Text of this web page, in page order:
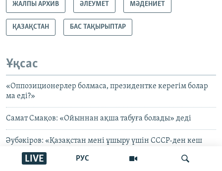
РУС
LIVE
ЖАЛПЫ АРХИВ ӘЛЕУМЕТ МӘДЕНИЕТ
ҚАЗАҚСТАН БАС ТАҚЫРЫПТАР
Ұқсас
«Оппозиционерлер болмаса, президентке керегім болар
ма еді?»
Самат Смақов: «Ойыннан ақша табуға болады» деді
Әубәкіров: «Қазақстан мені ұшыру үшін СССР-ден кеш
шықты»